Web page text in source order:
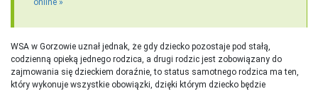
online
WSA w Gorzowie uznał jednak, że gdy dziecko pozostaje pod stałą,
codzienną opieką jednego rodzica, a drugi rodzic jest zobowiązany do
zajmowania się dzieckiem doraźnie, to status samotnego rodzica ma ten,
który wykonuje wszystkie obowiązki, dzięki którym dziecko będzie